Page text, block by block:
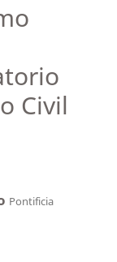
Civil
Pontificia